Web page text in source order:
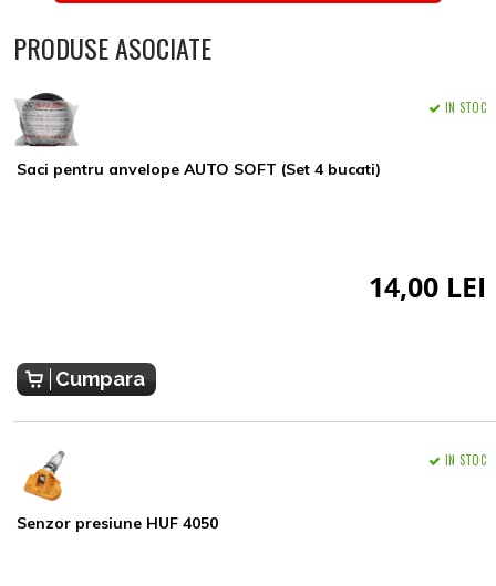
PRODUSE ASOCIATE
Saci pentru anvelope AUTO SOFT (Set 4 bucati)
IN STOC
14,00 LEI
Cumpara
Senzor presiune HUF 4050
IN STOC